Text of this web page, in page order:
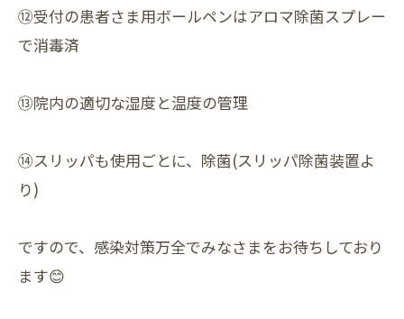
⑫受付の患者さま用ボールペンはアロマ除菌スプレー
で消毒済
⑬院内の適切な湿度と温度の管理
⑭スリッパも使用ごとに、除菌(スリッパ除菌装置よ
り)
ですので、感染対策万全でみなさまをお待ちしており
ます😊